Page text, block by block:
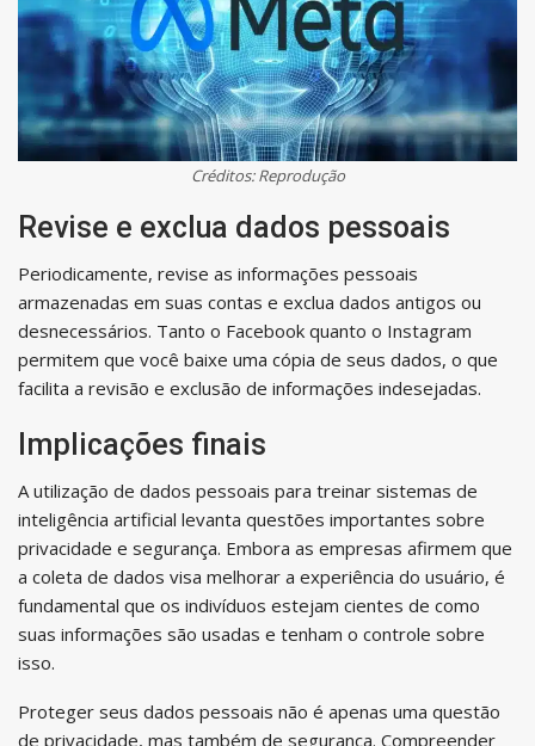
Créditos: Reprodução
Revise e exclua dados pessoais
Periodicamente, revise as informações pessoais
armazenadas em suas contas e exclua dados antigos ou
desnecessários. Tanto o Facebook quanto o Instagram
permitem que você baixe uma cópia de seus dados, o que
facilita a revisão e exclusão de informações indesejadas.
Implicações finais
A utilização de dados pessoais para treinar sistemas de
inteligência artificial levanta questões importantes sobre
privacidade e segurança. Embora as empresas afirmem que
a coleta de dados visa melhorar a experiência do usuário, é
fundamental que os indivíduos estejam cientes de como
suas informações são usadas e tenham o controle sobre
isso.
Proteger seus dados pessoais não é apenas uma questão
de privacidade, mas também de segurança. Compreender